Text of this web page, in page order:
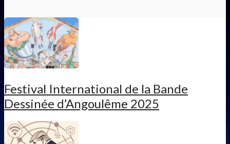
Festival International de la Bande
Dessinée d’Angoulême 2025